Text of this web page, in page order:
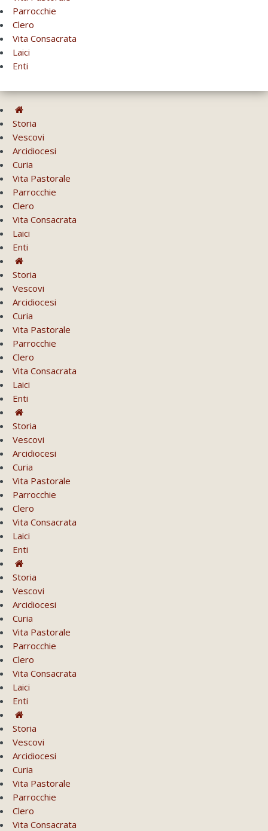
Parrocchie
Clero
Vita Consacrata
Laici
Enti
Storia
Vescovi
Arcidiocesi
Curia
Vita Pastorale
Parrocchie
Clero
Vita Consacrata
Laici
Enti
Storia
Vescovi
Arcidiocesi
Curia
Vita Pastorale
Parrocchie
Clero
Vita Consacrata
Laici
Enti
Storia
Vescovi
Arcidiocesi
Curia
Vita Pastorale
Parrocchie
Clero
Vita Consacrata
Laici
Enti
Storia
Vescovi
Arcidiocesi
Curia
Vita Pastorale
Parrocchie
Clero
Vita Consacrata
Laici
Enti
Storia
Vescovi
Arcidiocesi
Curia
Vita Pastorale
Parrocchie
Clero
Vita Consacrata